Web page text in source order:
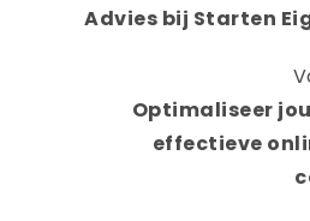
Advies bij Starten
Optimaliseer
effectieve